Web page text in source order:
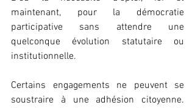
maintenant, pour la démocratie
participative sans attendre une
quelconque évolution statutaire ou
institutionnelle.
Certains engagements ne peuvent se
soustraire à une adhésion citoyenne.